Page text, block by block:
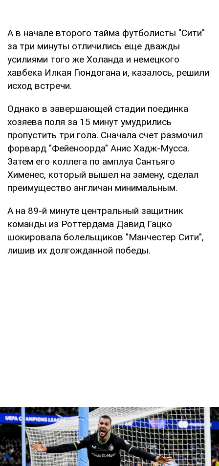
А в начале второго тайма футболисты "Сити"
за три минуты отличились еще дважды
усилиями того же Холанда и немецкого
хавбека Илкая Гюндогана и, казалось, решили
исход встречи.
Однако в завершающей стадии поединка
хозяева поля за 15 минут умудрились
пропустить три гола. Сначала счет размочил
форвард "Фейеноорда" Анис Хадж-Мусса.
Затем его коллега по амплуа Сантьяго
Хименес, который вышел на замену, сделал
преимущество англичан минимальным.
А на 89-й минуте центральный защитник
команды из Роттердама Давид Гацко
шокировала болельщиков "Манчестер Сити",
лишив их долгожданной победы.